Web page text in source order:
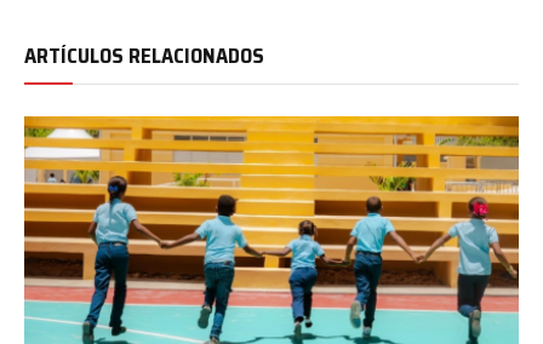
ARTÍCULOS RELACIONADOS